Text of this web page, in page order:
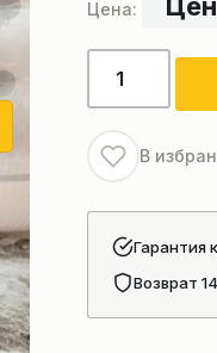
Количество
товара
SC9D220G2B1
DBL1803
В
Гарантия
Возврат